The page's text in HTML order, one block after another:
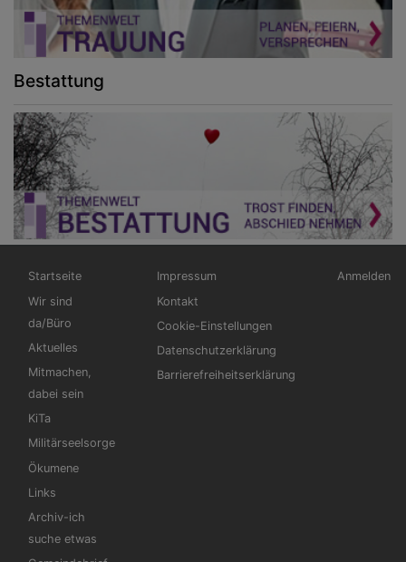
Bestattung
Hauptnavigation
Startseite
Wir sind
da/Büro
Aktuelles
Mitmachen,
dabei sein
KiTa
Militärseelsorge
Ökumene
Links
Archiv-ich
suche etwas
Fußbereichsmenü
Impressum
Kontakt
Cookie-Einstellungen
Datenschutzerklärung
Barrierefreiheitserklärung
Anmelden